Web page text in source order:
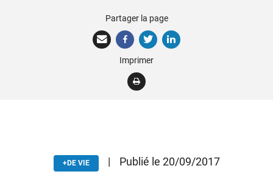
Nous soutenir
Partager la page
Imprimer
+DE VIE | Publié le 20/09/2017